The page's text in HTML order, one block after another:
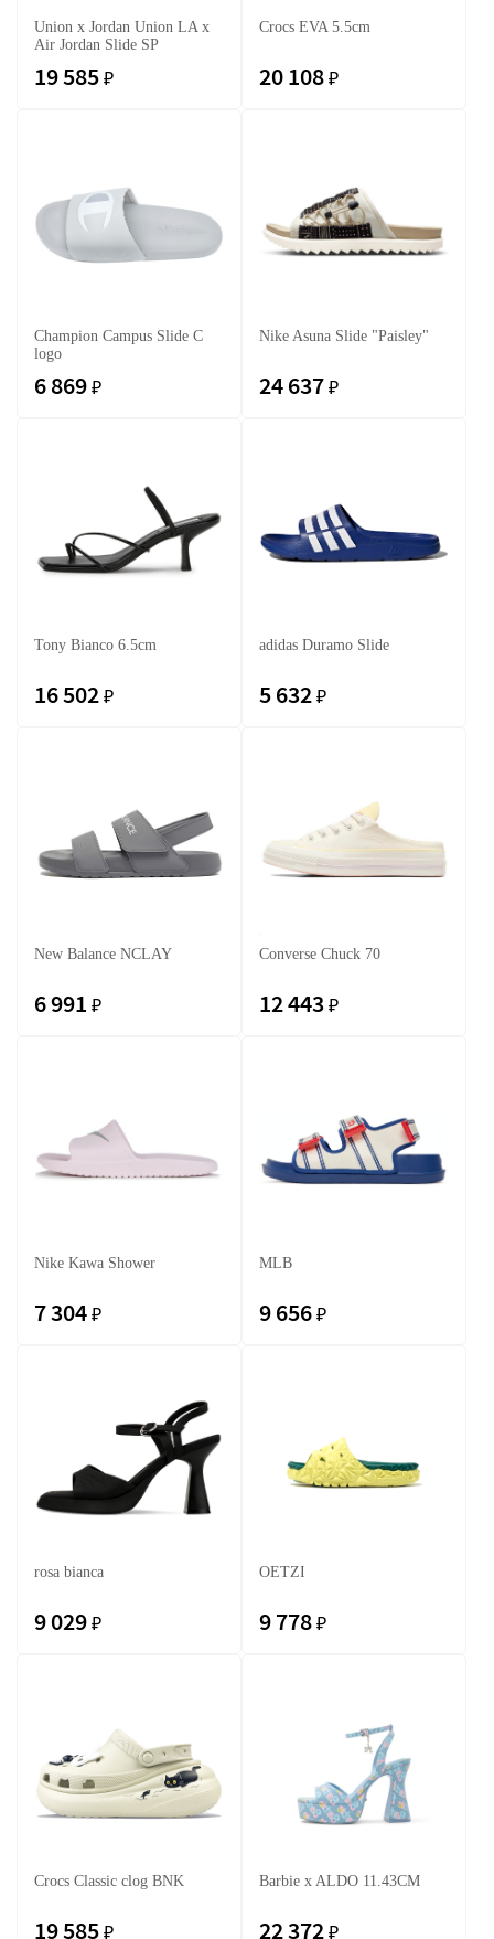
Union x Jordan Union LA x
Air Jordan Slide SP
19 585 ₽
Crocs EVA 5.5cm
20 108 ₽
Champion Campus Slide C
logo
6 869 ₽
Nike Asuna Slide "Paisley"
24 637 ₽
Tony Bianco 6.5cm
16 502 ₽
adidas Duramo Slide
5 632 ₽
New Balance NCLAY
6 991 ₽
Converse Chuck 70
12 443 ₽
Nike Kawa Shower
7 304 ₽
MLB
9 656 ₽
rosa bianca
9 029 ₽
OETZI
9 778 ₽
Crocs Classic clog BNK
19 585 ₽
Barbie x ALDO 11.43CM
22 372 ₽